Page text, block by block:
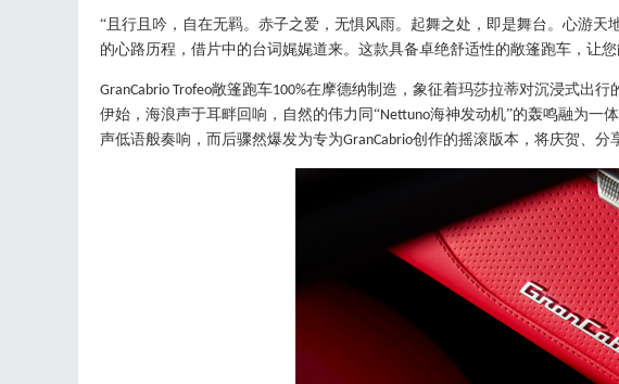
“且行且吟，自在无羁。赤子之爱，无惧风雨。起舞之处，即是舞台。心游天
的心路历程，借片中的台词娓娓道来。这款具备卓绝舒适性的敞篷跑车，让
GranCabrio Trofeo敞篷跑车100%在摩德纳制造，象征着玛莎拉蒂对沉浸式出
伊始，海浪声于耳畔回响，自然的伟力同“Nettuno海神发动机”的轰鸣融为一
声低语般奏响，而后骤然爆发为专为GranCabrio创作的摇滚版本，将庆贺、分